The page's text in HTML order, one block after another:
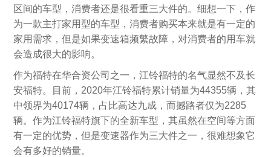
区间的车型，消费者还是很看重三大件的。细想一下，作
为一款主打家用型的车型，消费者购买本来就是有一定的
家用需求，但是如果变速箱频繁故障，对消费者的用车就
会造成很大的影响。
作为福特在华合资公司之一，江铃福特的名气显然不及长
安福特。目前，2020年江铃福特累计销量为44355辆，其
中领界为40174辆，占比高达九成，而撼路者仅为2285
辆。作为江铃福特旗下的全新车型，其虽然在空间等方面
有一定的优势，但是变速器作为三大件之一，很难想象它
会有多好的销量。